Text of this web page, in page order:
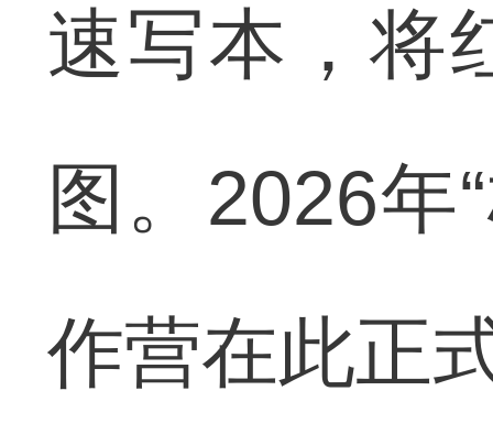
速写本，将
图。2026年
作营在此正